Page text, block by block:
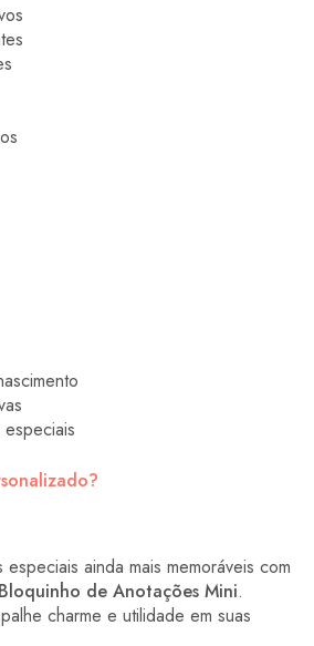
especiais ainda mais memoráveis com
Bloquinho de Anotações Mini.
charme e utilidade em suas